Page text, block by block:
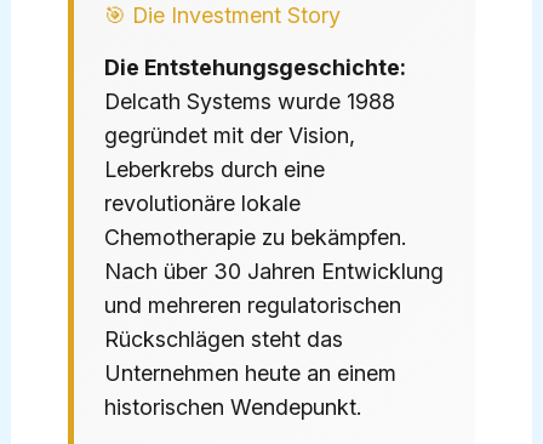
🎯 Die Investment Story
Die Entstehungsgeschichte:
Delcath Systems wurde 1988
gegründet mit der Vision,
Leberkrebs durch eine
revolutionäre lokale
Chemotherapie zu bekämpfen.
Nach über 30 Jahren Entwicklung
und mehreren regulatorischen
Rückschlägen steht das
Unternehmen heute an einem
historischen Wendepunkt.